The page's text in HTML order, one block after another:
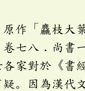
原作「麤枝大
卷七八．尚書
各家對於《書
。因為漢代